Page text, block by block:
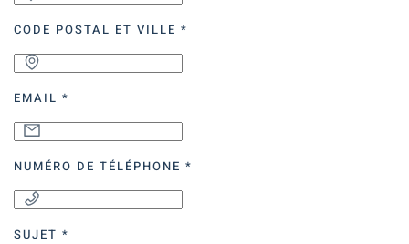
CODE POSTAL ET VILLE *
EMAIL *
NUMÉRO DE TÉLÉPHONE *
SUJET *